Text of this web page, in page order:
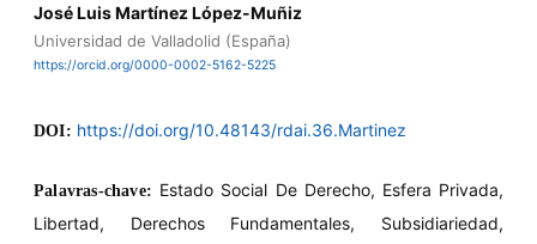
José Luis Martínez López-Muñiz
Universidad de Valladolid (España)
https://orcid.org/0000-0002-5162-5225
DOI: https://doi.org/10.48143/rdai.36.Martinez
Palavras-chave: Estado Social De Derecho, Esfera Privada,
Libertad, Derechos Fundamentales, Subsidiariedad,